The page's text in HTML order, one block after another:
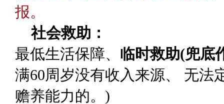
报。
社会救助：
最低生活保障、 临时救助(兜底
满60周岁没有收入来源、 无法
赡养能力的。)